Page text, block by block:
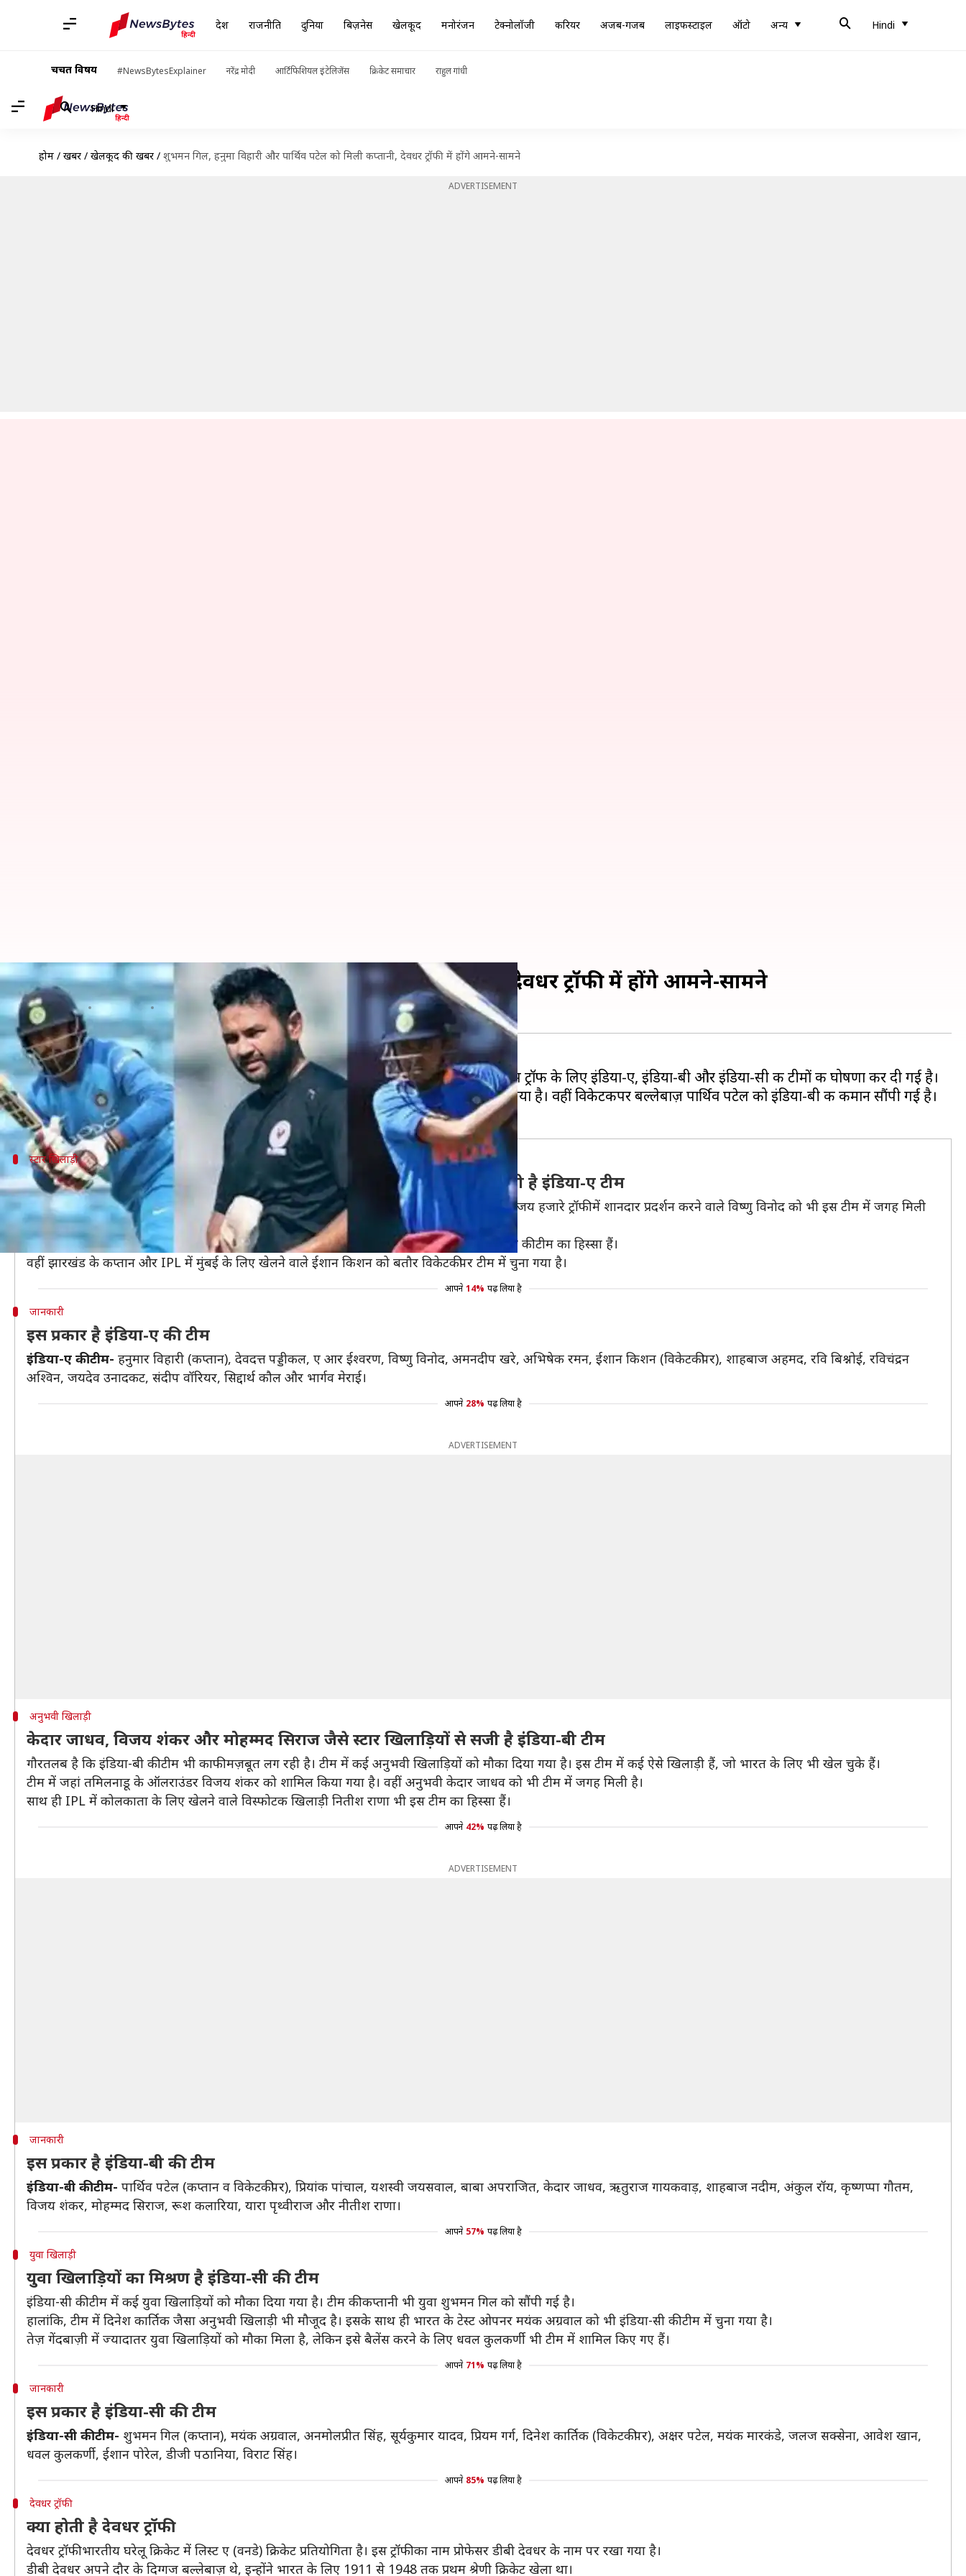
देश राजनीति दुनिया बिज़नेस खेलकूद मनोरंजन टेक्नोलॉजी करियर अजब-गजब लाइफस्टाइल ऑटो अन्य Hindi
चर्चित विषय #NewsBytesExplainer नरेंद्र मोदी आर्टिफिशियल इंटेलिजेंस क्रिकेट समाचार राहुल गांधी
Hindi
होम / खबरें / खेलकूद की खबरें / शुभमन गिल, हनुमा विहारी और पार्थिव पटेल को मिली कप्तानी, देवधर ट्रॉफी में होंगे आमने-सामने
ADVERTISEMENT
शुभमन गिल, हनुमा विहारी और पार्थिव पटेल को मिली कप्तानी, देवधर ट्रॉफी में होंगे आमने-सामने
लेखन मोहम्मद वाहिद Oct 26, 2019 08:30 am
क्या है खबर?
2019 देवधर ट्रॉफी झारखंड की राजधानी रांची में 31 अक्टूबर से चार नवंबर के बीच खेली जाएगी। इस ट्रॉफी के लिए इंडिया-ए, इंडिया-बी और इंडिया-सी की टीमों की घोषणा कर दी गई है।
इंडिया-ए के टीम का कप्तान भारतीय टेस्ट टीम के मिडिल ऑर्डर बल्लेबाज़ हनुमा विहारी को बनाया गया है। वहीं विकेटकीपर बल्लेबाज़ पार्थिव पटेल को इंडिया-बी की कमान सौंपी गई है।
स्टार खिलाड़ी
रविचंद्रन अश्विन, जयदेव उनादकट और विष्णु विनोद जैसे स्टार खिलाड़ियों से सजी है इंडिया-ए टीम
इंडिया-ए की टीम में अनुभवी ऑफ स्पिनर रविच्रंदन अश्विन को भी शामिल किया गया है। साथ ही 2019 विजय हजारे ट्रॉफी में शानदार प्रदर्शन करने वाले विष्णु विनोद को भी इस टीम में जगह मिली
है।
IPL में राजस्थान रॉयल्स के लिए खेलने वाले लेफ्ट आर्म मीडिया फास्ट बॉलर जयदेव उनादकट भी इंडिया-ए की टीम का हिस्सा हैं।
वहीं झारखंड के कप्तान और IPL में मुंबई के लिए खेलने वाले ईशान किशन को बतौर विकेटकीपर टीम में चुना गया है।
आपने 14% पढ़ लिया है
जानकारी
इस प्रकार है इंडिया-ए की टीम
इंडिया-ए की टीम- हनुमार विहारी (कप्तान), देवदत्त पड्डीकल, ए आर ईश्वरण, विष्णु विनोद, अमनदीप खरे, अभिषेक रमन, ईशान किशन (विकेटकीपर), शाहबाज अहमद, रवि बिश्नोई, रविचंद्रन
अश्विन, जयदेव उनादकट, संदीप वॉरियर, सिद्दार्थ कौल और भार्गव मेराई।
आपने 28% पढ़ लिया है
ADVERTISEMENT
अनुभवी खिलाड़ी
केदार जाधव, विजय शंकर और मोहम्मद सिराज जैसे स्टार खिलाड़ियों से सजी है इंडिया-बी टीम
गौरतलब है कि इंडिया-बी की टीम भी काफी मज़बूत लग रही है। टीम में कई अनुभवी खिलाड़ियों को मौका दिया गया है। इस टीम में कई ऐसे खिलाड़ी हैं, जो भारत के लिए भी खेल चुके हैं।
टीम में जहां तमिलनाडू के ऑलराउंडर विजय शंकर को शामिल किया गया है। वहीं अनुभवी केदार जाधव को भी टीम में जगह मिली है।
साथ ही IPL में कोलकाता के लिए खेलने वाले विस्फोटक खिलाड़ी नितीश राणा भी इस टीम का हिस्सा हैं।
आपने 42% पढ़ लिया है
ADVERTISEMENT
जानकारी
इस प्रकार है इंडिया-बी की टीम
इंडिया-बी की टीम- पार्थिव पटेल (कप्तान व विकेटकीपर), प्रियांक पांचाल, यशस्वी जयसवाल, बाबा अपराजित, केदार जाधव, ऋतुराज गायकवाड़, शाहबाज नदीम, अंकुल रॉय, कृष्णप्पा गौतम,
विजय शंकर, मोहम्मद सिराज, रूश कलारिया, यारा पृथ्वीराज और नीतीश राणा।
आपने 57% पढ़ लिया है
युवा खिलाड़ी
युवा खिलाड़ियों का मिश्रण है इंडिया-सी की टीम
इंडिया-सी की टीम में कई युवा खिलाड़ियों को मौका दिया गया है। टीम की कप्तानी भी युवा शुभमन गिल को सौंपी गई है।
हालांकि, टीम में दिनेश कार्तिक जैसा अनुभवी खिलाड़ी भी मौजूद है। इसके साथ ही भारत के टेस्ट ओपनर मयंक अग्रवाल को भी इंडिया-सी की टीम में चुना गया है।
तेज़ गेंदबाज़ी में ज्यादातर युवा खिलाड़ियों को मौका मिला है, लेकिन इसे बैलेंस करने के लिए धवल कुलकर्णी भी टीम में शामिल किए गए हैं।
आपने 71% पढ़ लिया है
जानकारी
इस प्रकार है इंडिया-सी की टीम
इंडिया-सी की टीम- शुभमन गिल (कप्तान), मयंक अग्रवाल, अनमोलप्रीत सिंह, सूर्यकुमार यादव, प्रियम गर्ग, दिनेश कार्तिक (विकेटकीपर), अक्षर पटेल, मयंक मारकंडे, जलज सक्सेना, आवेश खान,
धवल कुलकर्णी, ईशान पोरेल, डीजी पठानिया, विराट सिंह।
आपने 85% पढ़ लिया है
देवधर ट्रॉफी
क्या होती है देवधर ट्रॉफी
देवधर ट्रॉफी भारतीय घरेलू क्रिकेट में लिस्ट ए (वनडे) क्रिकेट प्रतियोगिता है। इस ट्रॉफी का नाम प्रोफेसर डीबी देवधर के नाम पर रखा गया है।
डीबी देवधर अपने दौर के दिग्गज बल्लेबाज़ थे, इन्होंने भारत के लिए 1911 से 1948 तक प्रथम श्रेणी क्रिकेट खेला था।